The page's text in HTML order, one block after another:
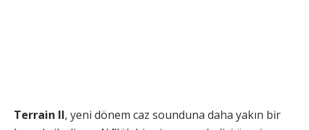
Terrain II, yeni dönem caz sounduna daha yakın bir